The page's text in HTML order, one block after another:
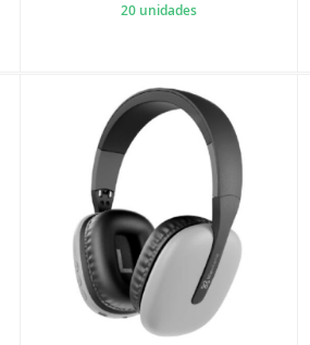
20 unidades